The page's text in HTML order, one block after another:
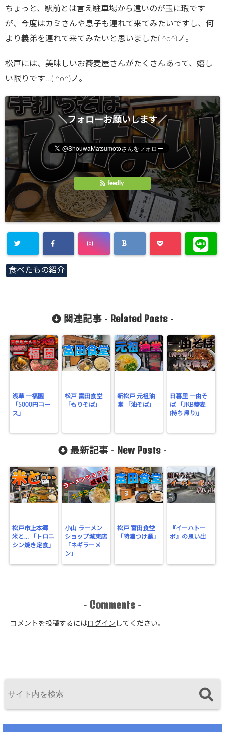
ちょっと、駅前とは言え駐車場から遠いのが玉に瑕です
が、今度はカミさんや息子も連れて来てみたいですし、何
より義弟を連れて来てみたいと思いました( ^o^)ノ。
松戸には、美味しいお蕎麦屋さんがたくさんあって、嬉し
い限りです…( ^o^)ノ。
＼フォローお願いします／
feedly
食べたもの紹介
関連記事 - Related Posts-
浅草 一福園
「5000円コー
ス」
松戸 富田食堂
「もりそば」
新松戸 元祖油
堂 「油そば」
日暮里 一由そ
ば 「JKB蕎麦
(持ち帰り)」
最新記事 - New Posts -
松戸市上本郷
米と… 「トロニ
シン焼き定食」
小山 ラーメン
ショップ城東店
「ネギラーメ
ン」
松戸 富田食堂
「特濃つけ麺」
『イーハトー
ボ』の思い出
- Comments -
コメントを投稿するには ログイン してください。